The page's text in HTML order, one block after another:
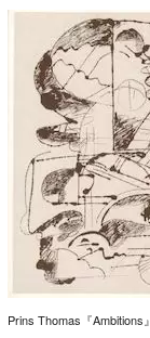
Prins Thomas『Ambitions』